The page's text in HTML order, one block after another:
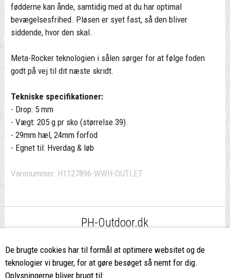
De brugte cookies har til formål at optimere websitet og de
teknologier vi bruger, for at gøre besøget så nemt for dig.
Oplysningerne bliver brugt til:
fødderne kan ånde, samtidig med at du har optimal
bevægelsesfrihed. Pløsen er syet fast, så den bliver
siddende, hvor den skal.
Meta-Rocker teknologien i sålen sørger for at følge foden
godt på vej til dit næste skridt.
Tekniske specifikationer:
- Drop: 5 mm
- Vægt: 205 g pr sko (størrelse 39).
- 29mm hæl, 24mm forfod
- Egnet til: Hverdag & løb
Varenummer: H1127896-WWH-OUTLET
PH-Outdoor.dk
ved køb over 499,-*